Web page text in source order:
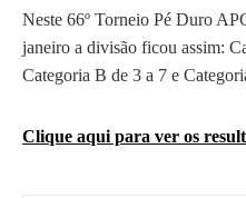
Neste 66º Torneio Pé Duro
janeiro a divisão ficou assim:
Categoria B de 3 a 7 e
Clique aqui para ver os